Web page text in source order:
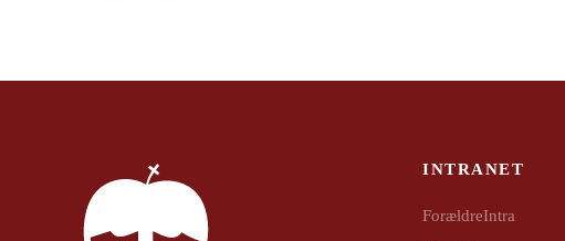
INTRANET
ForældreIntra